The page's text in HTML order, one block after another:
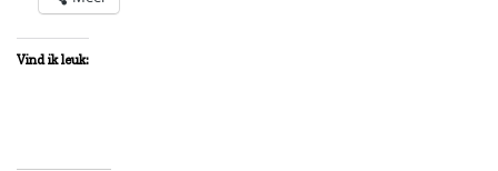
Vind ik leuk: